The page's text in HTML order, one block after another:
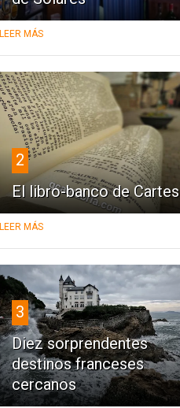
LEER MÁS
2
El libro-banco de Cartes
LEER MÁS
3
Diez sorprendentes
destinos franceses
cercanos